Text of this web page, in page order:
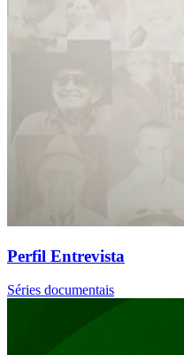
Perfil Entrevista
Séries documentais